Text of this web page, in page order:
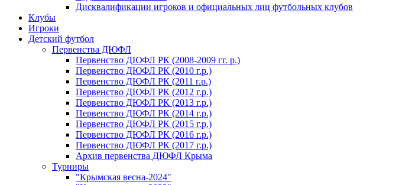
Дисквалификации игроков и официальных лиц футбольных клубов
Клубы
Игроки
Детский футбол
Первенства ДЮФЛ
Первенство ДЮФЛ РК (2008-2009 гг. р.)
Первенство ДЮФЛ РК (2010 г.р.)
Первенство ДЮФЛ РК (2011 г.р.)
Первенство ДЮФЛ РК (2012 г.р.)
Первенство ДЮФЛ РК (2013 г.р.)
Первенство ДЮФЛ РК (2014 г.р.)
Первенство ДЮФЛ РК (2015 г.р.)
Первенство ДЮФЛ РК (2016 г.р.)
Первенство ДЮФЛ РК (2017 г.р.)
Архив первенства ДЮФЛ Крыма
Турниры
"Крымская весна-2024"